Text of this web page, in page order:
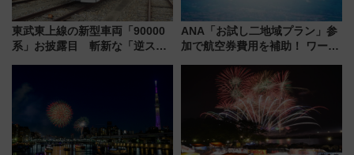
東武東上線の新型車両「90000
系」お披露目 斬新な「逆スラ
ANA「お試し二地域プラン」参
加で航空券費用を補助！ ワーケ
治体は？ 2026年は対象のエリア
が拡大！